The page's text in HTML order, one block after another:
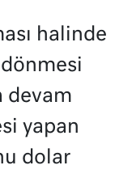
halinde
devam
yapan
dolar